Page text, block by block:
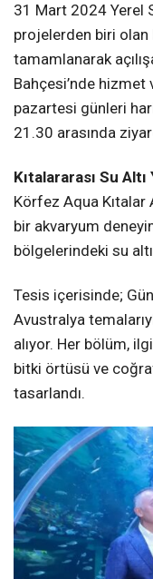
31 Mart 2024 Yerel
projelerden biri olan
tamamlanarak
Bahçesi’nde hizmet
pazartesi günleri
21.30 arasında
Kıtalararası Su
Körfez Aqua Kıtalar
bir akvaryum
bölgelerindeki su
Tesis içerisinde;
Avustralya
alıyor. Her bölüm,
bitki örtüsü ve
tasarlandı.